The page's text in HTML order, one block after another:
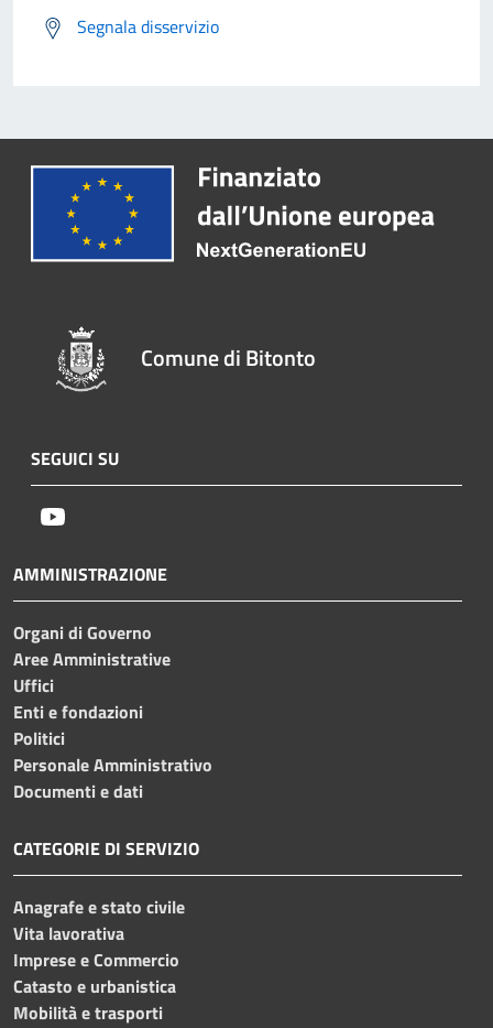
Segnala disservizio
Comune di Bitonto
SEGUICI SU
AMMINISTRAZIONE
Organi di Governo
Aree Amministrative
Uffici
Enti e fondazioni
Politici
Personale Amministrativo
Documenti e dati
CATEGORIE DI SERVIZIO
Anagrafe e stato civile
Vita lavorativa
Imprese e Commercio
Catasto e urbanistica
Mobilità e trasporti